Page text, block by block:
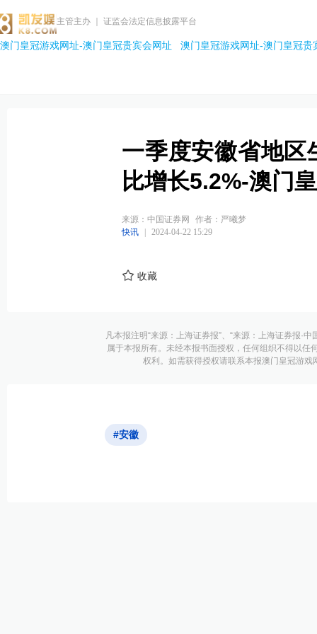
主管主办 ｜ 证监会法定信息披露平台
澳门皇冠游戏网址-澳门皇冠贵宾会网址 澳门皇冠游戏网址-澳门皇冠贵
一季度安徽省地区
比增长5.2%-澳门
来源：中国证券网
作者：严曦梦
快讯
2024-04-22 15:29
收藏
凡本报注明“来源：上海证券报”、“来源：上海证券报·
属于本报所有。未经本报书面授权，任何组织不得以
权利。如需获得授权请联系本报澳门皇冠游
#安徽